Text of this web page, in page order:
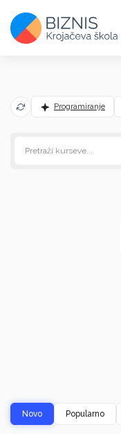
Programiranje
Novo Popularno